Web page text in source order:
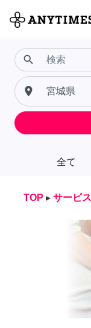
全て
search
place
TOP ▸ サービス